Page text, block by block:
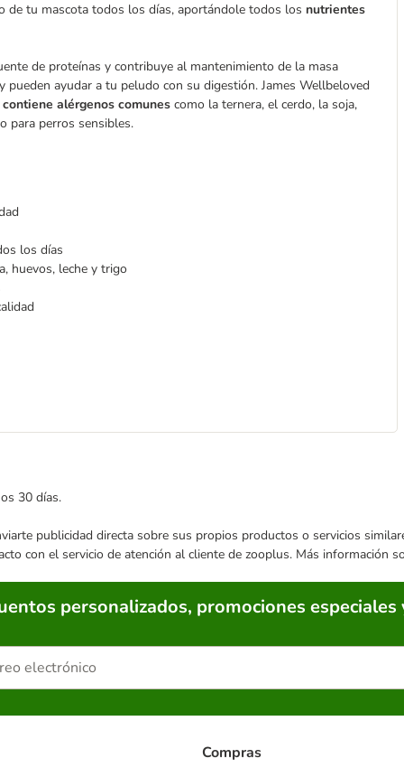
de tu mascota todos los días, aportándole todos los nutrientes
de proteínas y contribuye al mantenimiento de la masa
ayudar a tu peludo con su digestión. James Wellbeloved
alérgenos comunes como la ternera, el cerdo, la soja,
para perros sensibles.
los días
huevos, leche y trigo
30 días.
publicidad directa sobre sus propios productos o servicios
con el servicio de atención al cliente de zooplus. Más información
personalizados, promociones especiales
Compras